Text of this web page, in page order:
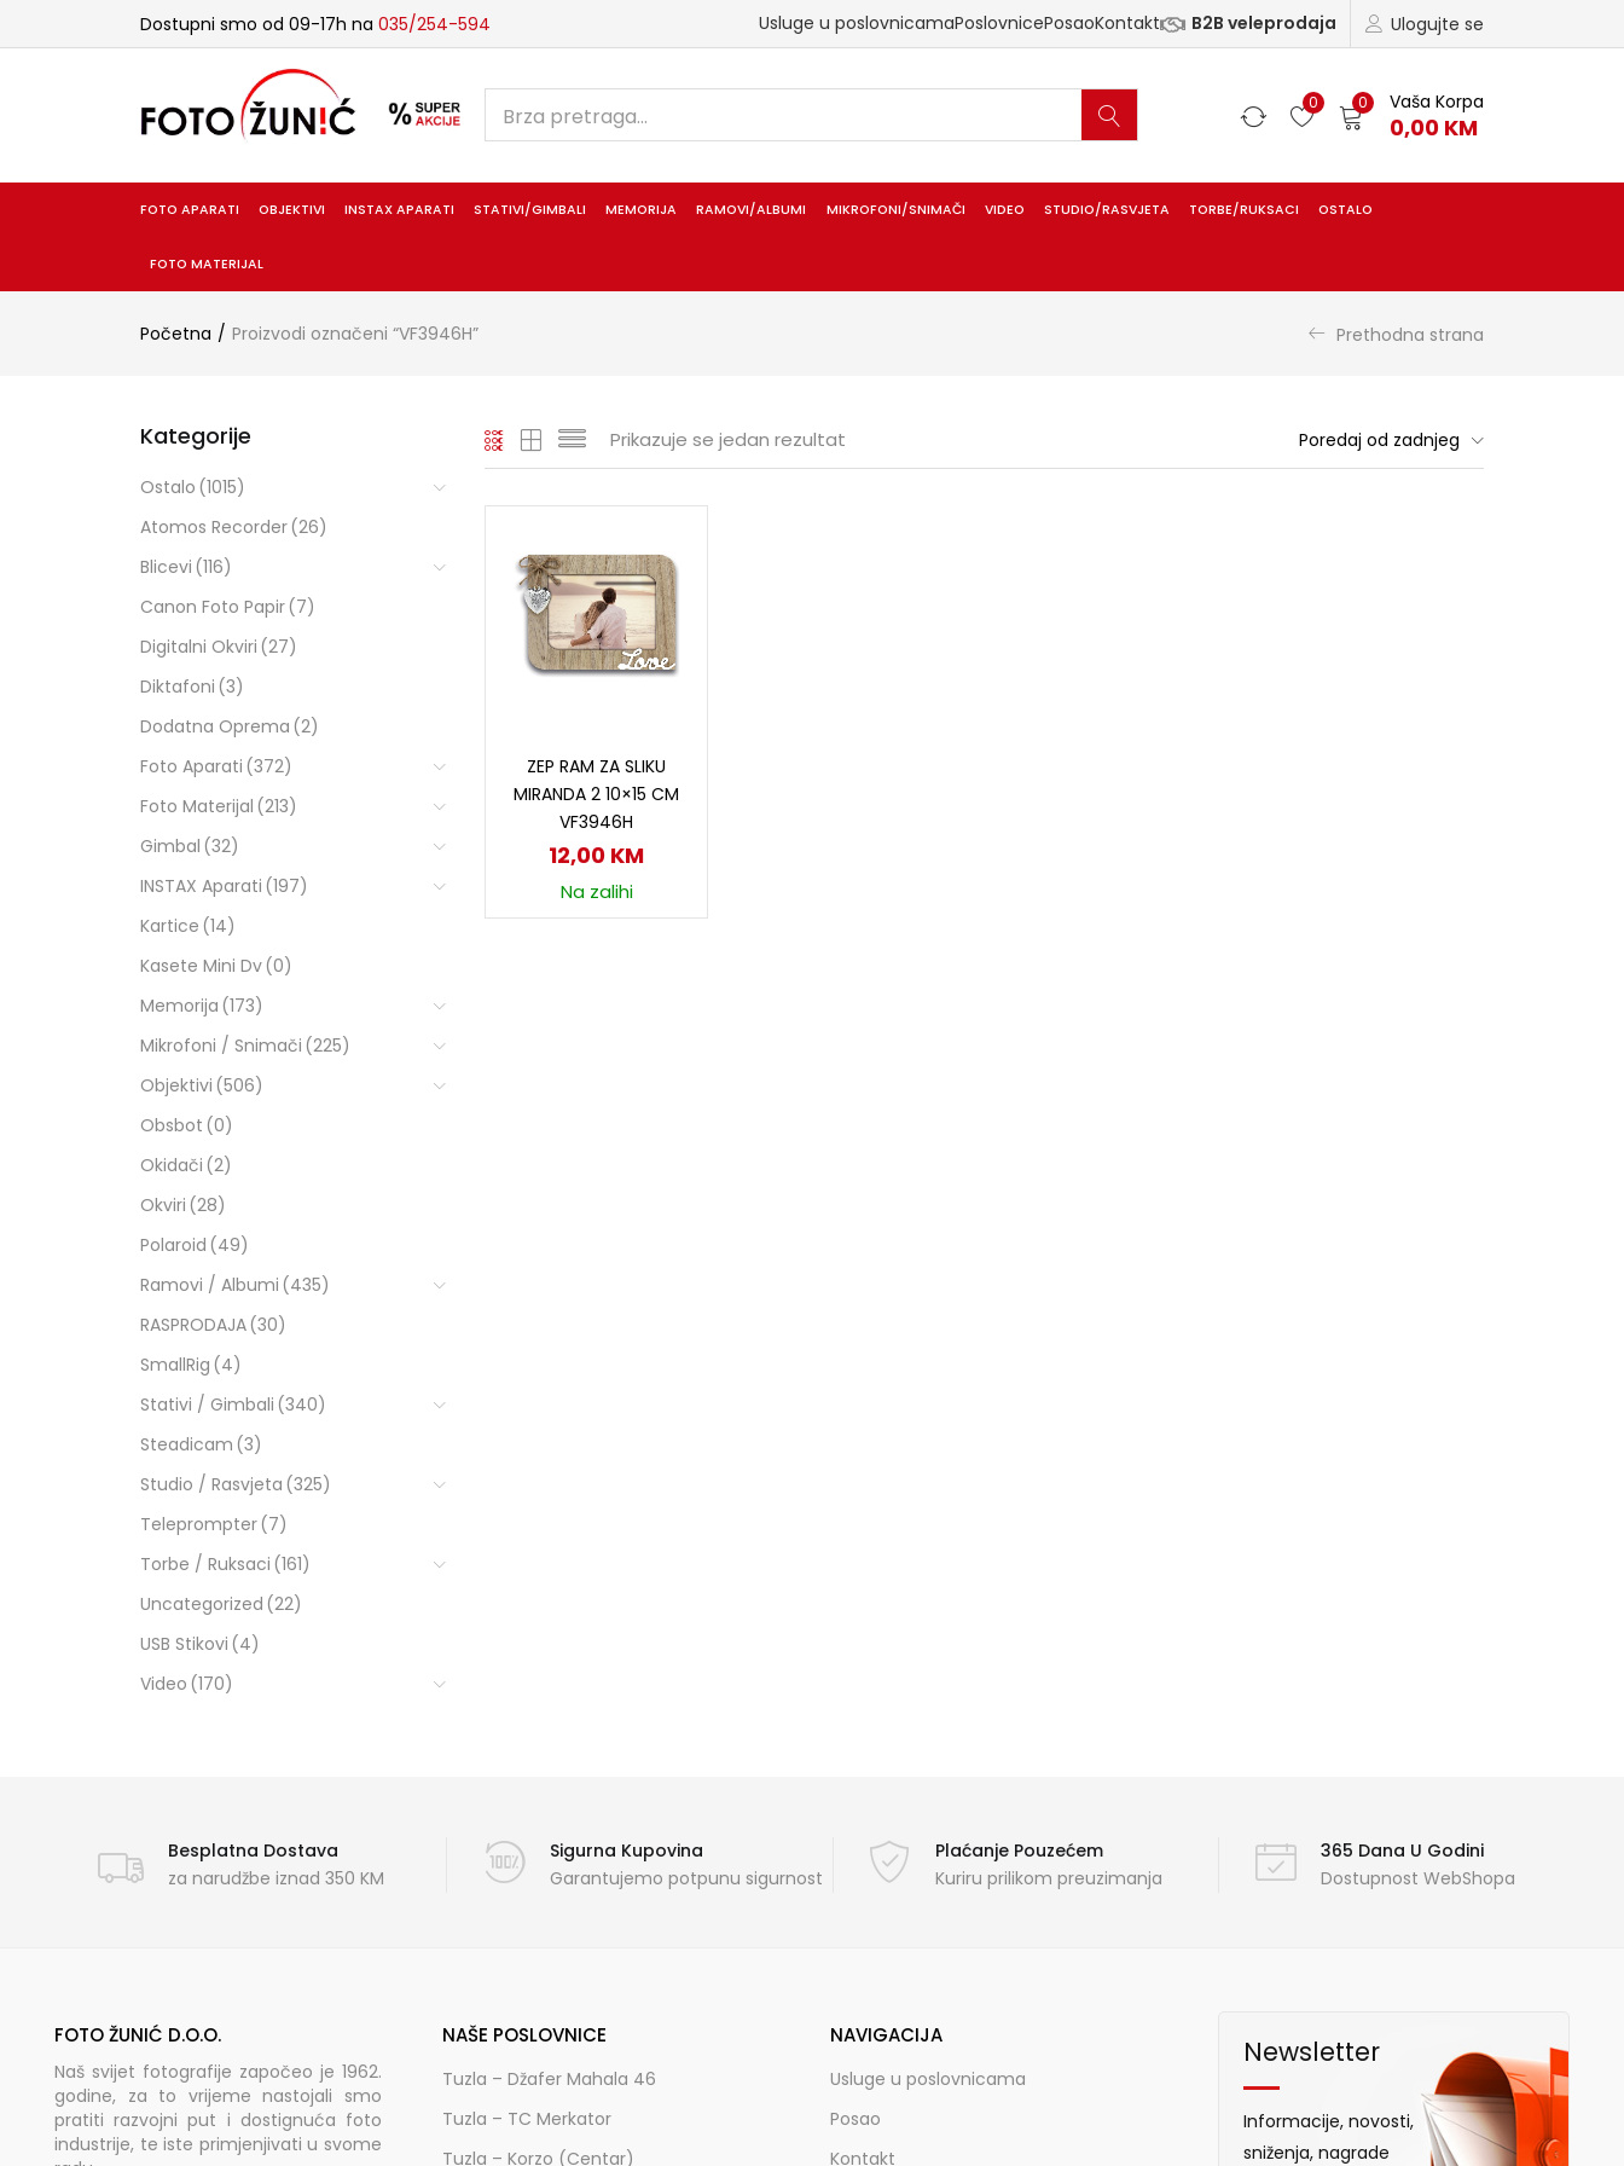
Dostupni smo od 09-17h na 035/254-594 Ulogujte se
Usluge u poslovnicamaPoslovnicePosaoKontakt B2B veleprodaja
0 0 Vaša Korpa
0,00 KM
FOTO APARATI OBJEKTIVI INSTAX APARATI STATIVI/GIMBALI MEMORIJA RAMOVI/ALBUMI MIKROFONI/SNIMAČI VIDEO STUDIO/RASVJETA TORBE/RUKSACI OSTALO
FOTO MATERIJAL
Početna Proizvodi označeni “VF3946H” Prethodna strana
Prikazuje se jedan rezultat Poredaj od zadnjeg
ZEP RAM ZA SLIKU
MIRANDA 2 10×15 CM
VF3946H
12,00 KM
Na zalihi
Kategorije
Ostalo (1015)
Atomos Recorder(26)
Blicevi (116)
Canon Foto Papir(7)
Digitalni Okviri (27)
Diktafoni (3)
Dodatna Oprema (2)
Foto Aparati (372)
Foto Materijal (213)
Gimbal (32)
INSTAX Aparati (197)
Kartice (14)
Kasete Mini Dv(0)
Memorija (173)
Mikrofoni / Snimači (225)
Objektivi (506)
Obsbot (0)
Okidači (2)
Okviri (28)
Polaroid (49)
Ramovi / Albumi (435)
RASPRODAJA(30)
SmallRig (4)
Stativi / Gimbali (340)
Steadicam (3)
Studio / Rasvjeta (325)
Teleprompter(7)
Torbe / Ruksaci (161)
Uncategorized (22)
USB Stikovi (4)
Video (170)
Besplatna Dostava
za narudžbe iznad 350 KM
Sigurna Kupovina
Garantujemo potpunu sigurnost
Plaćanje Pouzećem
Kuriru prilikom preuzimanja
365 Dana U Godini
Dostupnost WebShopa
FOTO ŽUNIĆ D.O.O.
Naš svijet fotografije započeo je 1962.
godine, za to vrijeme nastojali smo
pratiti razvojni put i dostignuća foto
industrije, te iste primjenjivati u svome
NAŠE POSLOVNICE
Tuzla – Džafer Mahala 46
Tuzla – TC Merkator
Tuzla – Korzo (Centar)
NAVIGACIJA
Usluge u poslovnicama
Posao
Kontakt
Newsletter
Informacije, novosti,
sniženja, nagrade